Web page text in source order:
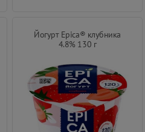
Йогурт Epica® клубника
4.8% 130 г